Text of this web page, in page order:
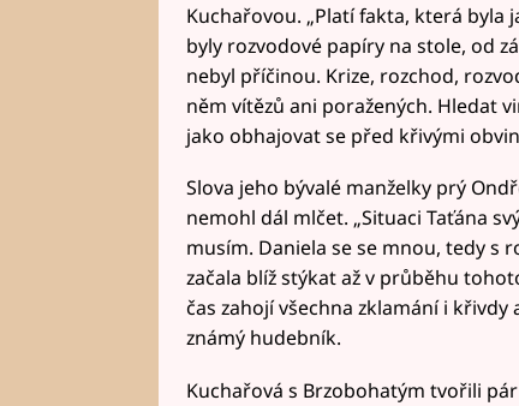
Kuchařovou. „Platí fakta, která byla
byly rozvodové papíry na stole, od
nebyl příčinou. Krize, rozchod,
něm vítězů ani poražených. Hledat
jako obhajovat se před křivými
Slova jeho bývalé manželky prý
nemohl dál mlčet. „Situaci Taťána
musím. Daniela se se mnou, tedy s
začala blíž stýkat až v průběhu
čas zahojí všechna zklamání i křivdy
známý hudebník.
Kuchařová s Brzobohatým tvořili